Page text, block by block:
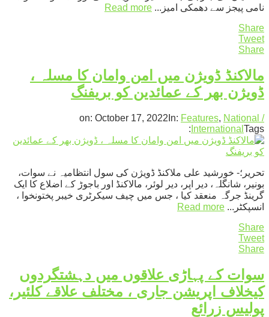
نامی پیجز سے دھمکی امیز... Read more
Share
Tweet
Share
مالاکنڈ ڈویژن میں امن وامان کا مسلہ ،
ڈویژن بھر کے عمائدین کو بریفنگ
on: October 17, 2022 In: Features, National /
International Tags:
تحریر؛- خورشید علی ملاکنڈ ڈویژن کی سول انتظامیہ نے سوات،
بونیر، شانگلہ، دیر اپر، دیر لوئر، مالاکنڈ اور باجوڑ کے اضلاع کا ایک
گرینڈ جرگہ منعقد کیا ، جس میں چیف سیکرٹری خیبر پختونخوا ،
انسپکٹر... Read more
Share
Tweet
Share
سوات کے پہاڑی علاقوں میں دہشتگردوں
کیخلاف اپریشن جاری ، مختلف علاقے کلئیر،
پولیس زرائع